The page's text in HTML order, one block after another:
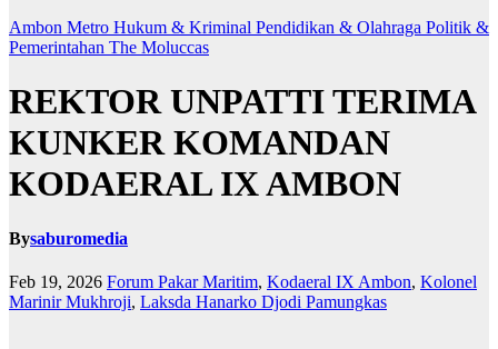
Ambon Metro Hukum & Kriminal Pendidikan & Olahraga Politik &
Pemerintahan The Moluccas
REKTOR UNPATTI TERIMA
KUNKER KOMANDAN
KODAERAL IX AMBON
Bysaburomedia
Feb 19, 2026 Forum Pakar Maritim, Kodaeral IX Ambon, Kolonel
Marinir Mukhroji, Laksda Hanarko Djodi Pamungkas